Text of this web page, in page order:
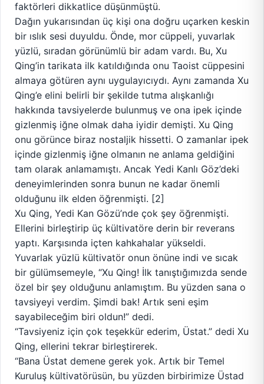
faktörleri dikkatlice düşünmüştü.
Dağın yukarısından üç kişi ona doğru uçarken keskin
bir ıslık sesi duyuldu. Önde, mor cüppeli, yuvarlak
yüzlü, sıradan görünümlü bir adam vardı. Bu, Xu
Qing’in tarikata ilk katıldığında onu Taoist cüppesini
almaya götüren aynı uygulayıcıydı. Aynı zamanda Xu
Qing’e elini belirli bir şekilde tutma alışkanlığı
hakkında tavsiyelerde bulunmuş ve ona ipek içinde
gizlenmiş iğne olmak daha iyidir demişti. Xu Qing
onu görünce biraz nostaljik hissetti. O zamanlar ipek
içinde gizlenmiş iğne olmanın ne anlama geldiğini
tam olarak anlamamıştı. Ancak Yedi Kanlı Göz’deki
deneyimlerinden sonra bunun ne kadar önemli
olduğunu ilk elden öğrenmişti. [2]
Xu Qing, Yedi Kan Gözü’nde çok şey öğrenmişti.
Ellerini birleştirip üç kültivatöre derin bir reverans
yaptı. Karşısında içten kahkahalar yükseldi.
Yuvarlak yüzlü kültivatör onun önüne indi ve sıcak
bir gülümsemeyle, “Xu Qing! İlk tanıştığımızda sende
özel bir şey olduğunu anlamıştım. Bu yüzden sana o
tavsiyeyi verdim. Şimdi bak! Artık seni eşim
sayabileceğim biri oldun!” dedi.
“Tavsiyeniz için çok teşekkür ederim, Üstat.” dedi Xu
Qing, ellerini tekrar birleştirerek.
“Bana Üstat demene gerek yok. Artık bir Temel
Kuruluş kültivatörüsün, bu yüzden birbirimize Üstad